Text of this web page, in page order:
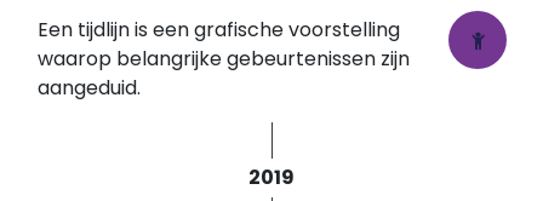
Een tijdlijn is een grafische voorstelling
waarop belangrijke gebeurtenissen zijn
aangeduid.
2019